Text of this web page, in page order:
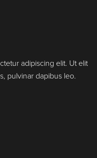
adipiscing elit. Ut elit
pulvinar dapibus leo.